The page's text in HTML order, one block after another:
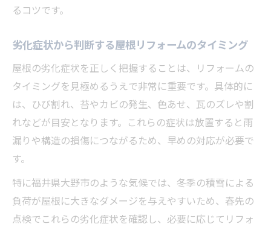
るコツです。
劣化症状から判断する屋根リフォームのタイミング
屋根の劣化症状を正しく把握することは、リフォームの
タイミングを見極めるうえで非常に重要です。具体的に
は、ひび割れ、苔やカビの発生、色あせ、瓦のズレや割
れなどが目安となります。これらの症状は放置すると雨
漏りや構造の損傷につながるため、早めの対応が必要で
す。
特に福井県大野市のような気候では、冬季の積雪による
負荷が屋根に大きなダメージを与えやすいため、春先の
点検でこれらの劣化症状を確認し、必要に応じてリフォ